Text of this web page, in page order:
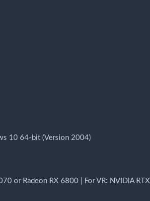
10 64-bit (Version 2004)
or Radeon RX 6800 | For VR: NVIDIA RTX